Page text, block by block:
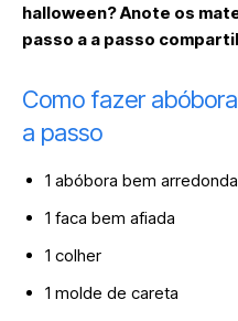
halloween? Anote os
passo a a passo
Como fazer
a passo
1 abóbora bem
1 faca bem afiada
1 colher
1 molde de careta